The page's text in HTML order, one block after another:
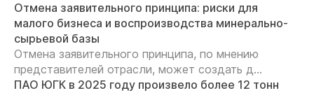
Отмена заявительного принципа: риски для
малого бизнеса и воспроизводства минерально-
сырьевой базы
Отмена заявительного принципа, по мнению
представителей отрасли, может создать д...
ПАО ЮГК в 2025 году произвело более 12 тонн